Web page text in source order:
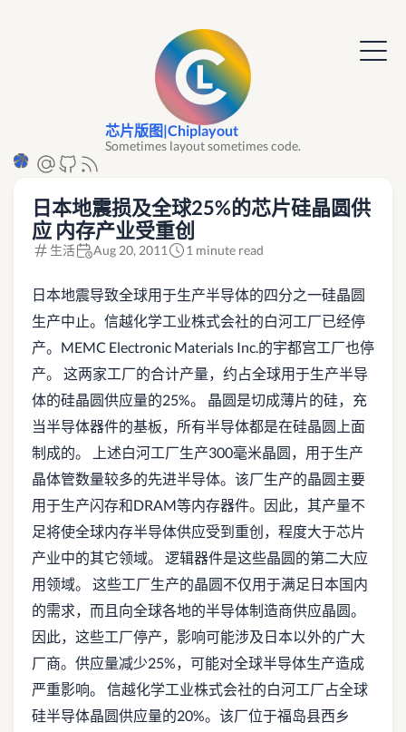
芯片版图|Chiplayout
Sometimes layout sometimes code.
日本地震损及全球25%的芯片硅晶圆供
应 内存产业受重创
生活 Aug 20, 2011 1 minute read
日本地震导致全球用于生产半导体的四分之一硅晶圆
生产中止。信越化学工业株式会社的白河工厂已经停
产。MEMC Electronic Materials Inc.的宇都宫工厂也停
产。 这两家工厂的合计产量，约占全球用于生产半导
体的硅晶圆供应量的25%。 晶圆是切成薄片的硅，充
当半导体器件的基板，所有半导体都是在硅晶圆上面
制成的。 上述白河工厂生产300毫米晶圆，用于生产
晶体管数量较多的先进半导体。该厂生产的晶圆主要
用于生产闪存和DRAM等内存器件。因此，其产量不
足将使全球内存半导体供应受到重创，程度大于芯片
产业中的其它领域。 逻辑器件是这些晶圆的第二大应
用领域。 这些工厂生产的晶圆不仅用于满足日本国内
的需求，而且向全球各地的半导体制造商供应晶圆。
因此，这些工厂停产，影响可能涉及日本以外的广大
厂商。供应量减少25%，可能对全球半导体生产造成
严重影响。 信越化学工业株式会社的白河工厂占全球
硅半导体晶圆供应量的20%。该厂位于福岛县西乡